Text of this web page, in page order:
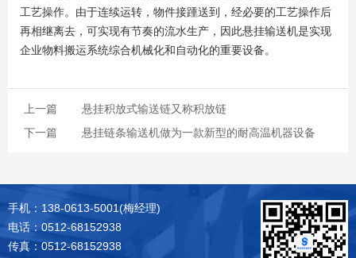
工艺操作。由于连续运转，物件接踵送到，经必要的工艺操作后
再相继离去，可实现有节奏的流水生产，因此悬挂输送机是实现
企业物料搬运系统综合机械化和自动化的重要设备。
上一篇
悬挂积放式输送链又称积放链
下一篇
悬挂链条输送机做为一款新型的耐高温机器设备
手机：138-0613-5001(梅经理)
电话：0512-68152938
传真：0512-68152938